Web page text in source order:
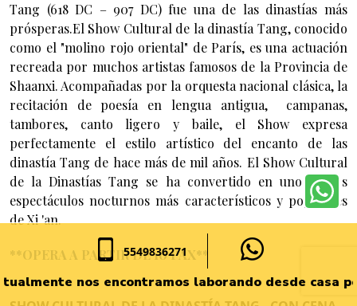
Tang (618 DC – 907 DC) fue una de las dinastías más
prósperas.El Show Cultural de la dinastía Tang, conocido
como el "molino rojo oriental" de París, es una actuación
recreada por muchos artistas famosos de la Provincia de
Shaanxi. Acompañadas por la orquesta nacional clásica, la
recitación de poesía en lengua antigua, campanas,
tambores, canto ligero y baile, el Show expresa
perfectamente el estilo artístico del encanto de las
dinastía Tang de hace más de mil años. El Show Cultural
de la Dinastías Tang se ha convertido en uno de los
espectáculos nocturnos más característicos y populares
de Xi 'an.
**OPERA A PARTIR DE 10 PAX**
5549836271
nos encontramos laborando desde casa por